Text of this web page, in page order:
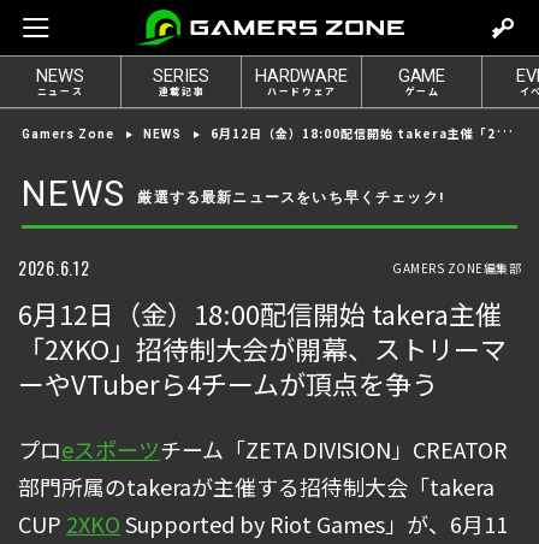
e
t
o
g
n
NEWS
ニュース
SERIES
連載記事
HARDWARE
ハードウェア
GAME
ゲーム イ
Gamers Zone NEWS 6月12日（金）18:00配信開始 takera主催「2XKO」招待制大会が開幕、ストリーマーやVTuberら4チームが頂点を争う
NEWS 厳選する最新ニュースをいち早くチェック!
2026.6.12 GAMERS ZONE編集部
6月12日（金）18:00配信開始 takera主催
「2XKO」招待制大会が開幕、ストリーマ
ーやVTuberら4チームが頂点を争う
プロeスポーツチーム「ZETA DIVISION」CREATOR
部門所属のtakeraが主催する招待制大会「takera
CUP 2XKOSupported by Riot Games」が、6月11